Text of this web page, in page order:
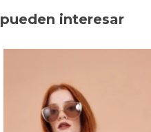
interesar